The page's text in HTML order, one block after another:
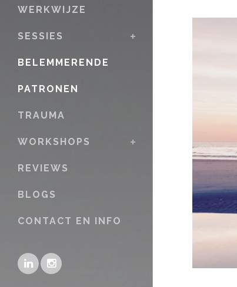
WERKWIJZE
SESSIES
BELEMMERENDE
PATRONEN
TRAUMA
WORKSHOPS
REVIEWS
BLOGS
CONTACT EN INFO